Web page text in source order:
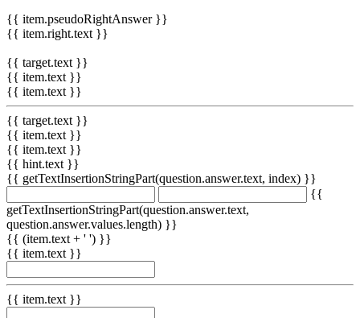
{{ item.pseudoRightAnswer }}
{{ item.right.text }}
{{ target.text }}
{{ item.text }}
{{ item.text }}
{{ target.text }}
{{ item.text }}
{{ item.text }}
{{ hint.text }}
{{ getTextInsertionStringPart(question.answer.text, index) }}
{{
getTextInsertionStringPart(question.answer.text,
question.answer.values.length) }}
{{ (item.text + ' ') }}
{{ item.text }}
{{ item.text }}